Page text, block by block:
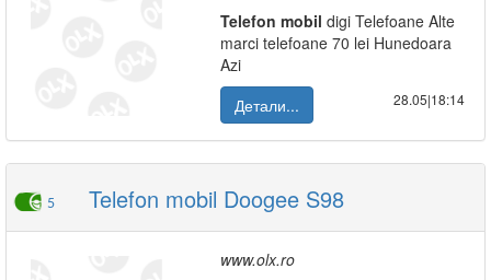
Telefon mobil digi Telefoane Alte
marci telefoane 70 lei Hunedoara
Azi
Детали...
28.05|18:14
5 Telefon mobil Doogee S98
www.olx.ro